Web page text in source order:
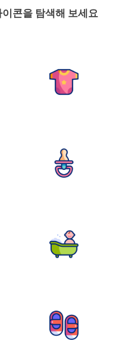
콘을 탐색해 보세요